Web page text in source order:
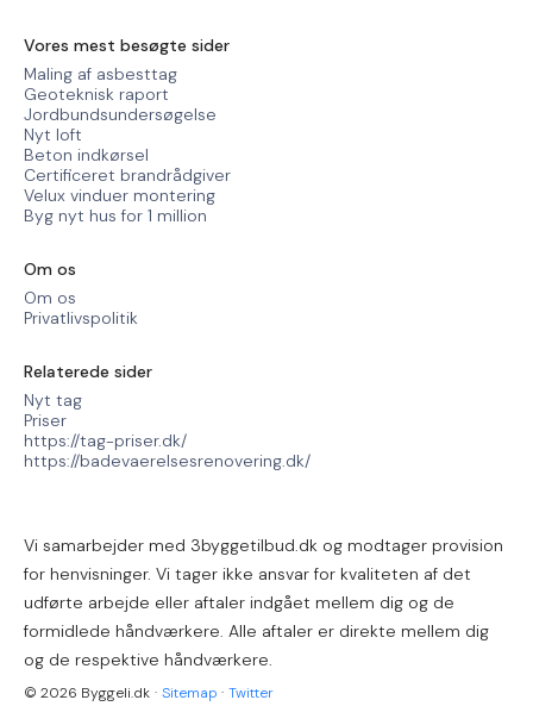
Vores mest besøgte sider
Maling af asbesttag
Geoteknisk raport
Jordbundsundersøgelse
Nyt loft
Beton indkørsel
Certificeret brandrådgiver
Velux vinduer montering
Byg nyt hus for 1 million
Om os
Om os
Privatlivspolitik
Relaterede sider
Nyt tag
Priser
https://tag-priser.dk/
https://badevaerelsesrenovering.dk/
Vi samarbejder med 3byggetilbud.dk og modtager provision
for henvisninger. Vi tager ikke ansvar for kvaliteten af det
udførte arbejde eller aftaler indgået mellem dig og de
formidlede håndværkere. Alle aftaler er direkte mellem dig
og de respektive håndværkere.
© 2026 Byggeli.dk · Sitemap · Twitter